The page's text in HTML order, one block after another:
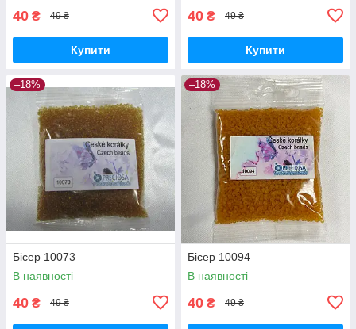
40 ₴ 49 ₴
Купити
40 ₴ 49 ₴
Купити
–18%
Бісер 10073
В наявності
40 ₴ 49 ₴
–18%
Бісер 10094
В наявності
40 ₴ 49 ₴